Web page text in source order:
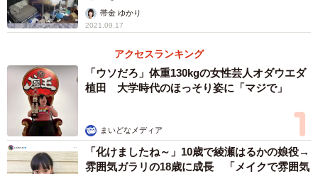
帯金 ゆかり
2021.09.17
アクセスランキング
「ウソだろ」体重130kgの女性芸人オダウエダ
植田 大学時代のほっそり姿に「マジで」
まいどなメディア
「化けましたね～」10歳で綾瀬はるかの娘役→
雰囲気ガラリの18歳に成長 「メイクで雰囲気